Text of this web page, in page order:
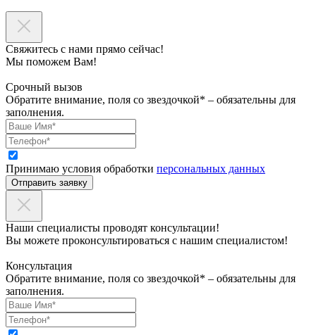
Свяжитесь с нами прямо сейчас!
Мы поможем Вам!
Срочный вызов
Обратите внимание, поля со звездочкой* – обязательны для
заполнения.
Принимаю условия обработки персональных данных
Отправить заявку
Наши специалисты проводят консультации!
Вы можете проконсультироваться с нашим специалистом!
Консультация
Обратите внимание, поля со звездочкой* – обязательны для
заполнения.